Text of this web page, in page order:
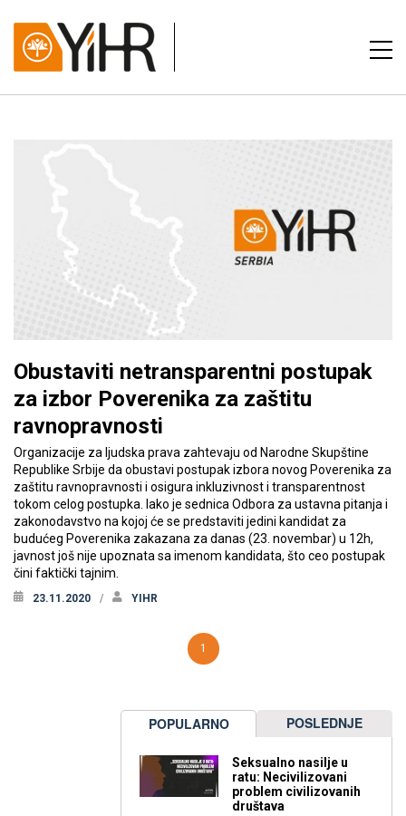
Obustaviti netransparentni postupak
za izbor Poverenika za zaštitu
ravnopravnosti
Organizacije za ljudska prava zahtevaju od Narodne Skupštine
Republike Srbije da obustavi postupak izbora novog Poverenika za
zaštitu ravnopravnosti i osigura inkluzivnost i transparentnost
tokom celog postupka. Iako je sednica Odbora za ustavna pitanja i
zakonodavstvo na kojoj će se predstaviti jedini kandidat za
budućeg Poverenika zakazana za danas (23. novembar) u 12h,
javnost još nije upoznata sa imenom kandidata, što ceo postupak
čini faktički tajnim.
23.11.2020 YIHR
1
POPULARNO POSLEDNJE
Seksualno nasilje u
ratu: Necivilizovani
problem civilizovanih
društava